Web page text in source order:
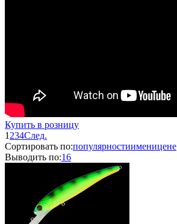
Купить в розницу
1 234След.
Сортировать по:популярностиименицене
Выводить по:16